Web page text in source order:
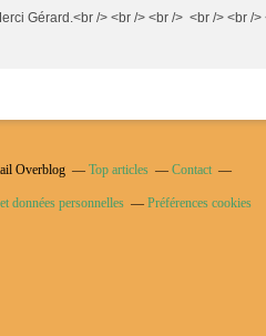
Gérard.<br /> <br /> <br /> <br /> <br /
Overblog Top articles Contact
données personnelles Préférences cookies